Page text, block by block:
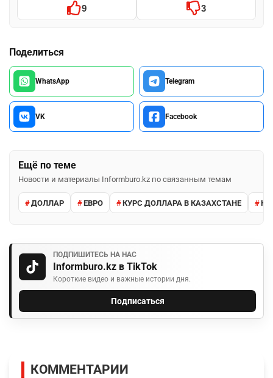
9 3
Поделиться
WhatsApp Telegram
VK Facebook
Ещё по теме
Новости и материалы Informburo.kz по связанным темам
ДОЛЛАР ЕВРО КУРС ДОЛЛАРА В КАЗАХСТАНЕ
ПОДПИШИТЕСЬ НА НАС
Informburo.kz в TikTok
Короткие видео и важные истории дня.
Подписаться
КОММЕНТАРИИ